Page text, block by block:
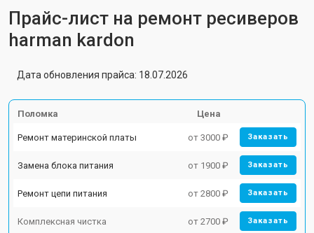
Прайс-лист на ремонт ресиверов
harman kardon
Дата обновления прайса: 18.07.2026
Поломка Цена
Ремонт материнской платы от 3000 ₽ Заказать
Замена блока питания от 1900 ₽ Заказать
Ремонт цепи питания от 2800 ₽ Заказать
Комплексная чистка от 2700 ₽ Заказать